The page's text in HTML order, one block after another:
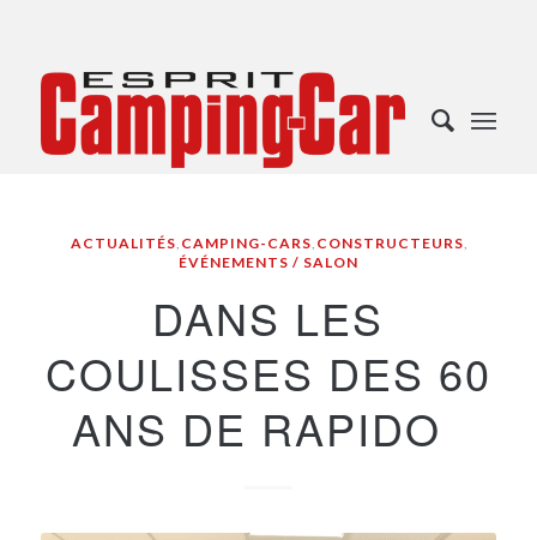
ACTUALITÉS, CAMPING-CARS, CONSTRUCTEURS,
ÉVÉNEMENTS / SALON
DANS LES
COULISSES DES 60
ANS DE RAPIDO